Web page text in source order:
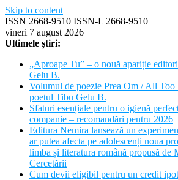
Skip to content
ISSN 2668-9510 ISSN-L 2668-9510
vineri 7 august 2026
Ultimele știri:
„Aproape Tu” – o nouă apariție
Gelu B.
Volumul de poezie Prea Om / All Too
poetul Tibu Gelu B.
Sfaturi esențiale pentru o igienă
companie – recomandări pentru 2026
Editura Nemira lansează un
ar putea afecta pe adolescenți noua
limba și literatura română propusă de
Cercetării
Cum devii eligibil pentru un credit